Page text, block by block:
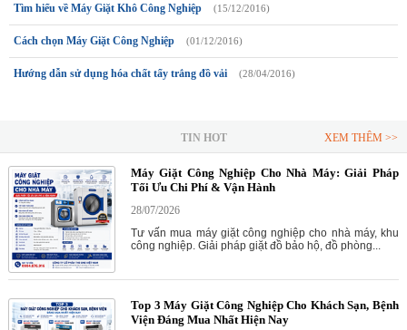
Tìm hiểu về Máy Giặt Khô Công Nghiệp (15/12/2016)
Cách chọn Máy Giặt Công Nghiệp (01/12/2016)
Hướng dẫn sử dụng hóa chất tẩy trắng đồ vải (28/04/2016)
TIN HOT XEM THÊM >>
Máy Giặt Công Nghiệp Cho Nhà Máy: Giải Pháp
Tối Ưu Chi Phí & Vận Hành
28/07/2026
Tư vấn mua máy giặt công nghiệp cho nhà máy, khu
công nghiệp. Giải pháp giặt đồ bảo hộ, đồ phòng...
Top 3 Máy Giặt Công Nghiệp Cho Khách Sạn, Bệnh
Viện Đáng Mua Nhất Hiện Nay